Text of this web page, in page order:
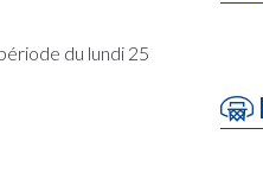
du lundi 25